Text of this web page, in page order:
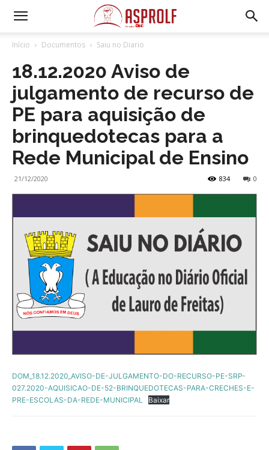
Início Documentos Saiu no Diario
18.12.2020 Aviso de
julgamento de recurso de
PE para aquisição de
brinquedotecas para a
Rede Municipal de Ensino
21/12/2020 0
834
DOM_18.12.2020_AVISO-DE-JULGAMENTO-DO-RECURSO-PE-SRP-
027.2020-AQUISICAO-DE-52-BRINQUEDOTECAS-PARA-CRECHES-E-
PRE-ESCOLAS-DA-REDE-MUNICIPAL
Baixar